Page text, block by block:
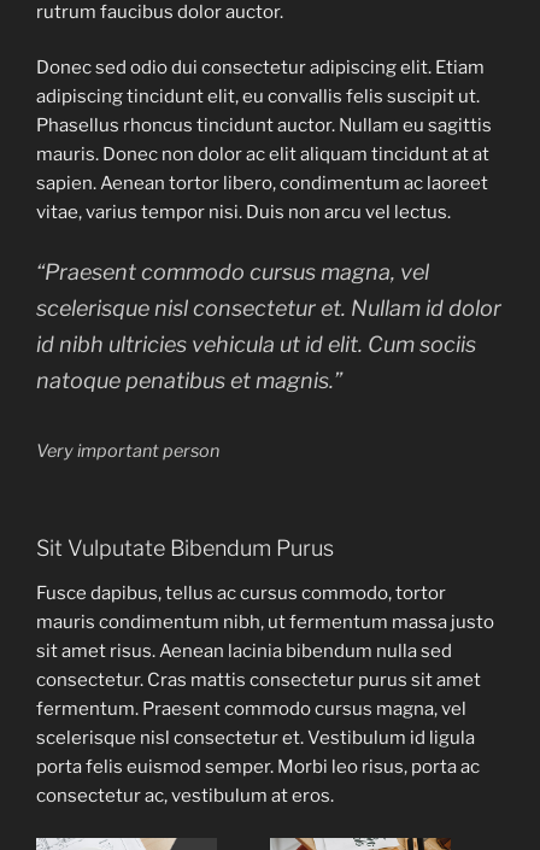
rutrum faucibus dolor auctor.
Donec sed odio dui consectetur adipiscing elit. Etiam
adipiscing tincidunt elit, eu convallis felis suscipit ut.
Phasellus rhoncus tincidunt auctor. Nullam eu sagittis
mauris. Donec non dolor ac elit aliquam tincidunt at at
sapien. Aenean tortor libero, condimentum ac laoreet
vitae, varius tempor nisi. Duis non arcu vel lectus.
“Praesent commodo cursus magna, vel
scelerisque nisl consectetur et. Nullam id dolor
id nibh ultricies vehicula ut id elit. Cum sociis
natoque penatibus et magnis.”
Very important person
Sit Vulputate Bibendum Purus
Fusce dapibus, tellus ac cursus commodo, tortor
mauris condimentum nibh, ut fermentum massa justo
sit amet risus. Aenean lacinia bibendum nulla sed
consectetur. Cras mattis consectetur purus sit amet
fermentum. Praesent commodo cursus magna, vel
scelerisque nisl consectetur et. Vestibulum id ligula
porta felis euismod semper. Morbi leo risus, porta ac
consectetur ac, vestibulum at eros.